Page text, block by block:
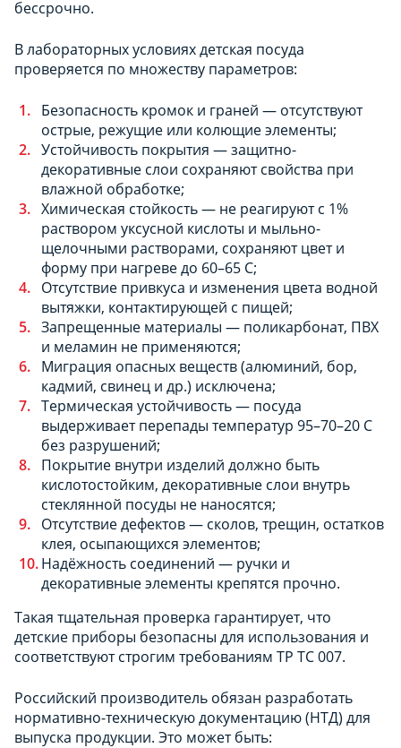
бессрочно.
В лабораторных условиях детская посуда
проверяется по множеству параметров:
Безопасность кромок и граней — отсутствуют
острые, режущие или колющие элементы;
Устойчивость покрытия — защитно-
декоративные слои сохраняют свойства при
влажной обработке;
Химическая стойкость — не реагируют с 1%
раствором уксусной кислоты и мыльно-
щелочными растворами, сохраняют цвет и
форму при нагреве до 60–65 C;
Отсутствие привкуса и изменения цвета водной
вытяжки, контактирующей с пищей;
Запрещенные материалы — поликарбонат, ПВХ
и меламин не применяются;
Миграция опасных веществ (алюминий, бор,
кадмий, свинец и др.) исключена;
Термическая устойчивость — посуда
выдерживает перепады температур 95–70–20 C
без разрушений;
Покрытие внутри изделий должно быть
кислотостойким, декоративные слои внутрь
стеклянной посуды не наносятся;
Отсутствие дефектов — сколов, трещин, остатков
клея, осыпающихся элементов;
Надёжность соединений — ручки и
декоративные элементы крепятся прочно.
Такая тщательная проверка гарантирует, что
детские приборы безопасны для использования и
соответствуют строгим требованиям ТР ТС 007.
Российский производитель обязан разработать
нормативно-техническую документацию (НТД) для
выпуска продукции. Это может быть: